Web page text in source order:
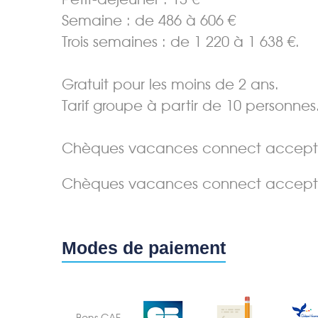
Semaine : de 486 à 606 €
Trois semaines : de 1 220 à 1 638 €.
Gratuit pour les moins de 2 ans.
Tarif groupe à partir de 10 personnes.
Chèques vacances connect
Chèques vacances connect
Modes de paiement